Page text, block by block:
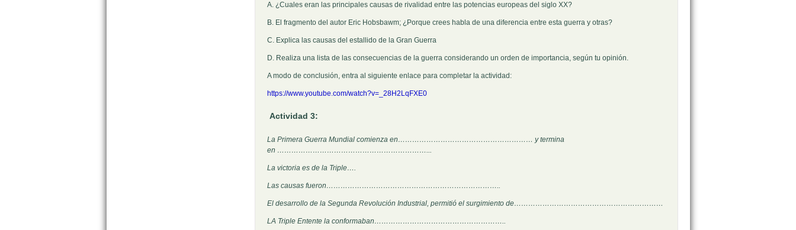
A. ¿Cuales eran las principales causas de rivalidad entre las potencias europeas del siglo XX?
B. El fragmento del autor Eric Hobsbawm; ¿Porque crees habla de una diferencia entre esta guerra y otras?
C. Explica las causas del estallido de la Gran Guerra
D. Realiza una lista de las consecuencias de la guerra considerando un orden de importancia, según tu opinión.
A modo de conclusión, entra al siguiente enlace para completar la actividad:
https://www.youtube.com/watch?v=_28H2LqFXE0
Actividad 3:
La Primera Guerra Mundial comienza en………………………………………………… y termina
en ………………………………………………………...
La victoria es de la Triple….
Las causas fueron………………………………………………………………..
El desarrollo de la Segunda Revolución Industrial, permitió el surgimiento de………………………………………………………
LA Triple Entente la conformaban………………………………………………..